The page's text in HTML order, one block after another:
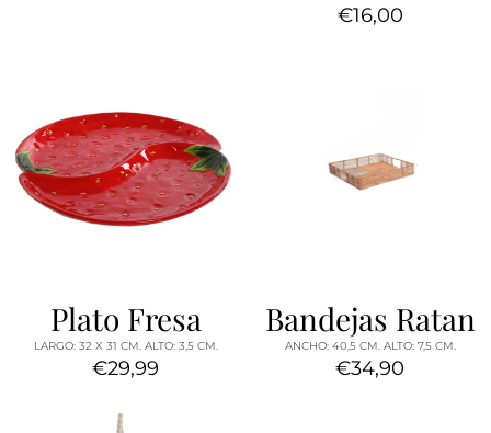
€16,00
Plato Fresa
LARGO: 32 X 31 CM. ALTO: 3,5 CM.
€29,99
Bandejas Ratan
ANCHO: 40,5 CM. ALTO: 7,5 CM.
€34,90